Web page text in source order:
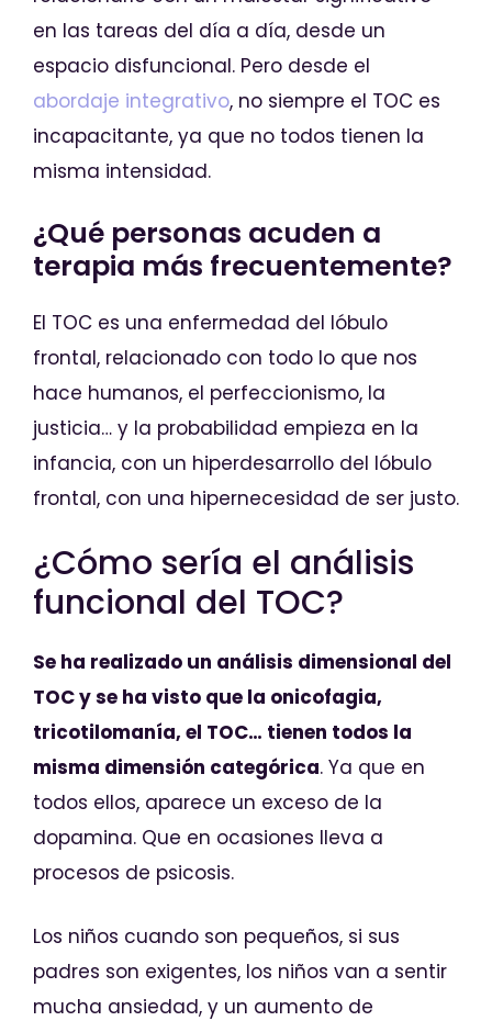
en las tareas del día a día, desde un
espacio disfuncional. Pero desde el
abordaje integrativo, no siempre el TOC es
incapacitante, ya que no todos tienen la
misma intensidad.
¿Qué personas acuden a
terapia más frecuentemente?
El TOC es una enfermedad del lóbulo
frontal, relacionado con todo lo que nos
hace humanos, el perfeccionismo, la
justicia… y la probabilidad empieza en la
infancia, con un hiperdesarrollo del lóbulo
frontal, con una hipernecesidad de ser justo.
¿Cómo sería el análisis
funcional del TOC?
Se ha realizado un análisis dimensional del
TOC y se ha visto que la onicofagia,
tricotilomanía, el TOC… tienen todos la
misma dimensión categórica. Ya que en
todos ellos, aparece un exceso de la
dopamina. Que en ocasiones lleva a
procesos de psicosis.
Los niños cuando son pequeños, si sus
padres son exigentes, los niños van a sentir
mucha ansiedad, y un aumento de